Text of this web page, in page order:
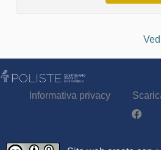
Informativa privacy